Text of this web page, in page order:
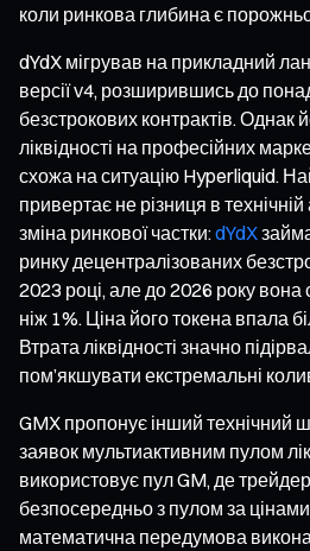
коли ринкова глибина є
dYdX мігрував на прикладний
версії v4, розширившись до
безстрокових контрактів. Однак
ліквідності на професійних
схожа на ситуацію Hyperliquid.
привертає не різниця в технічній
зміна ринкової частки:dYdX
ринку децентралізованих
2023 році, але до 2026 року
ніж 1%. Ціна його токена впала
Втрата ліквідності значно
пом’якшувати екстремальні
GMX пропонує інший технічний
заявок мультиактивним пулом
використовує пул GM, де
безпосередньо з пулом за
математична передумова